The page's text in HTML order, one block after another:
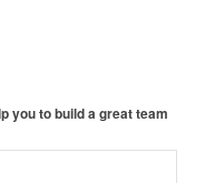
you to build a great team